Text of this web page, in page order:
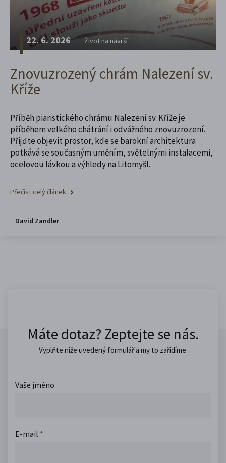
22. 6. 2026 Život na návrší
Znovuzrozený chrám Nalezení sv.
Kříže
Příběh piaristického chrámu Nalezení sv. Kříže je
příběhem velkého chátrání i odvážného znovuzrození.
Přijďte objevit prostor, kde se barokní architektura
potkává se současným uměním, světelnými instalacemi,
ocelovou lávkou a výhledy na Litomyšl.
Přečíst celý článek
David Zandler
Máte dotaz? Zeptejte se nás.
Vyplňte níže uvedený formulář a my to zařídíme.
Vaše jméno
E-mail *